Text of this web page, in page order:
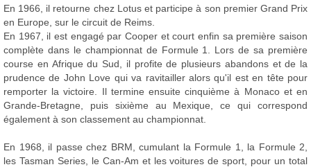
En 1966, il retourne chez Lotus et participe à son premier Grand Prix
en Europe, sur le circuit de Reims.
En 1967, il est engagé par Cooper et court enfin sa première saison
complète dans le championnat de Formule 1. Lors de sa première
course en Afrique du Sud, il profite de plusieurs abandons et de la
prudence de John Love qui va ravitailler alors qu'il est en tête pour
remporter la victoire. Il termine ensuite cinquième à Monaco et en
Grande-Bretagne, puis sixième au Mexique, ce qui correspond
également à son classement au championnat.
En 1968, il passe chez BRM, cumulant la Formule 1, la Formule 2,
les Tasman Series, le Can-Am et les voitures de sport, pour un total